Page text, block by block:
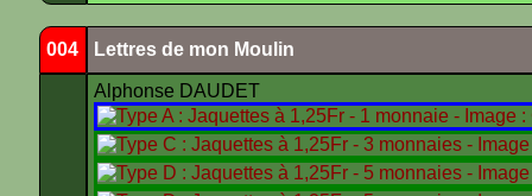
004 Lettres de mon Moulin
Alphonse DAUDET